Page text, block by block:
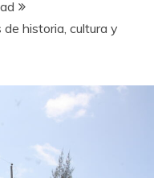
historia, cultura y